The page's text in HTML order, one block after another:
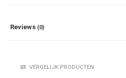
Reviews (0)
VERGELIJK PRODUCTEN